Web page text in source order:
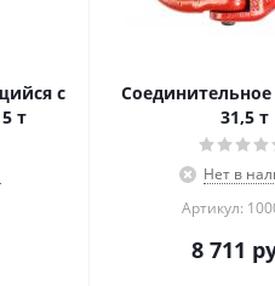
с
т
Соединительное
31,5 т
Нет в
Артикул:
8 711